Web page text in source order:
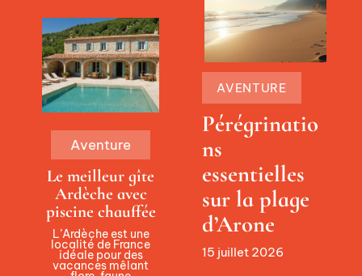
Aventure
Le meilleur gîte
Ardèche avec
piscine chauffée
L’Ardèche est une
localité de France
idéale pour des
vacances mêlant
AVENTURE
Pérégrinatio
ns
essentielles
sur la plage
d’Arone
15 juillet 2026